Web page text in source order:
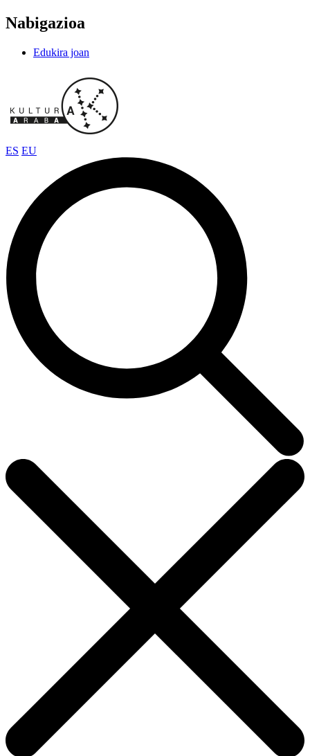
Nabigazioa
Edukira joan
ES EU